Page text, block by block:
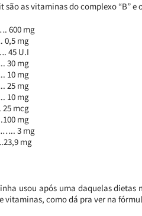
são as vitaminas do complexo “B” e
600 mg
mg
45 U.I
30 mg
10 mg
25 mg
10 mg
mcg
mg
3 mg
mg
usou após uma daquelas
vitaminas, como dá pra ver na